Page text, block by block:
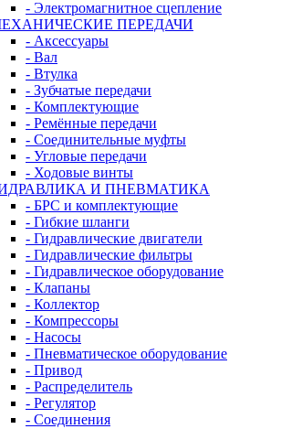
- Электромагнитное сцепление
ПЕРЕДАЧИ
- Аксессуары
- Вал
- Втулка
- Зубчатые передачи
- Комплектующие
- Ремённые передачи
- Соединительные муфты
- Угловые передачи
- Ходовые винты
И ПНЕВМАТИКА
- БРС и комплектующие
- Гибкие шланги
- Гидравлические двигатели
- Гидравлические фильтры
- Гидравлическое оборудование
- Клапаны
- Коллектор
- Компрессоры
- Насосы
- Пневматическое оборудование
- Привод
- Распределитель
- Регулятор
- Соединения